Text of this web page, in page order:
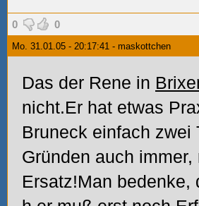
0 0
Mo. 31.01.05 - 20:17:41 - maskottchen
Das der Rene in
nicht.Er hat etwas
Bruneck einfach zwei
Gründen auch
Ersatz!Man